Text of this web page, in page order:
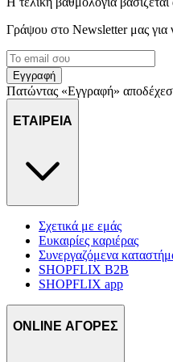
Γράψου στο Νewsletter μας για
Εγγραφή
Πατώντας «Εγγραφή»
ΕΤΑΙΡΕΙΑ
Σχετικά με εμάς
Ευκαιρίες καριέρας
Συνεργαζόμενα
SHOPFLIX B2B
SHOPFLIX app
ONLINE ΑΓΟΡΕΣ